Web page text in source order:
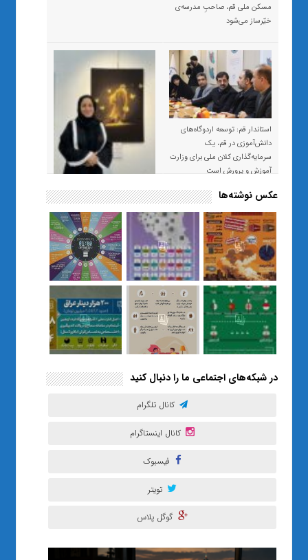
مسکن ملی قم، صاحبِ مدرسه‌ی
خیّرساز می‌شود
استاندار قم: توسعه اردوگاه‌های
دانش‌آموزی در قم، یک
سرمایه‌گذاری کلان ملی برای وزارت
آموزش و پرورش است
«صبر و اعتماد؛ روایت معلمی که
نسل Z را از بی‌هدفی به خودباوری
رساند / از یک کلاس ساده در قم تا
حضور مشترک معلم و هنرجویان
در مهم‌ترین گالری قرآنی هوش
مصنوعی تهران
عکس نوشته‌ها
در شبکه‌های اجتماعی ما را دنبال کنید
کانال تلگرام
کانال اینستاگرام
فیسبوک
تویتر
گوگل پلاس